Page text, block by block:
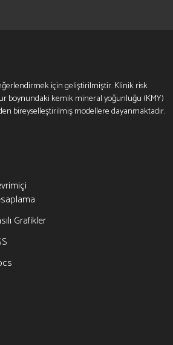
için geliştirilmiştir. Klinik risk
boynundaki kemik mineral yoğunluğu (KMY)
bireyselleştirilmiş modellere dayanmaktadır.
Grafikler